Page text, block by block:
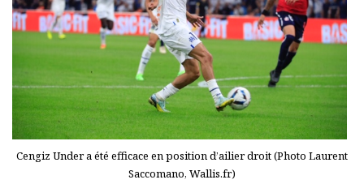
Cengiz Under a été efficace en position d’ailier droit (Photo Laurent
Saccomano, Wallis.fr)